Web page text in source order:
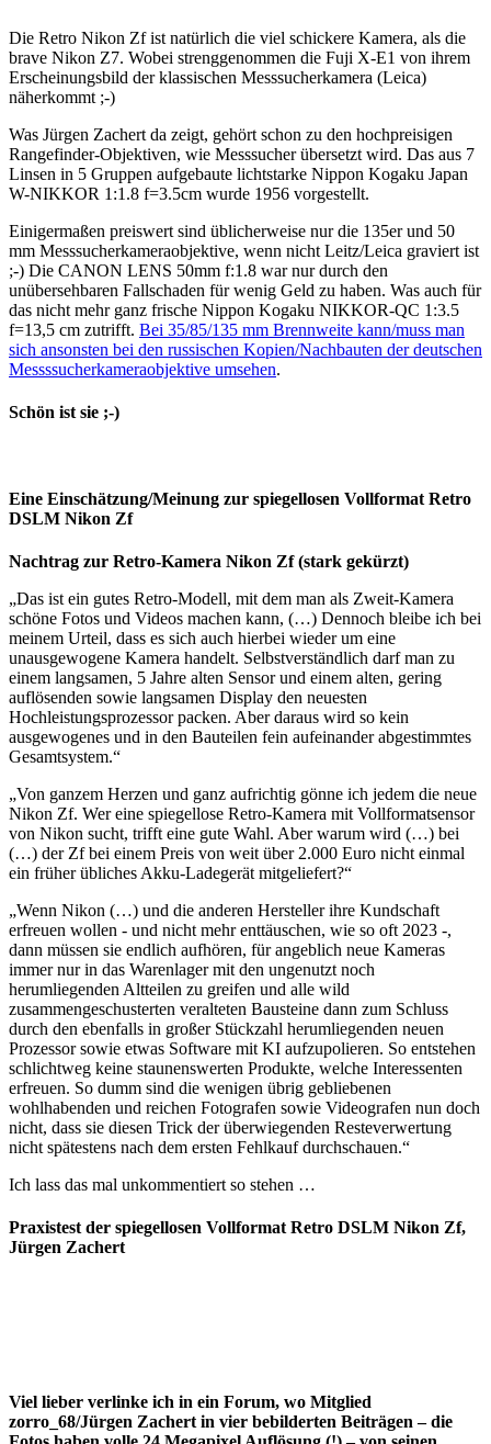
Die Retro Nikon Zf ist natürlich die viel schickere Kamera, als die
brave Nikon Z7. Wobei strenggenommen die Fuji X-E1 von ihrem
Erscheinungsbild der klassischen Messsucherkamera (Leica)
näherkommt ;-)
Was Jürgen Zachert da zeigt, gehört schon zu den hochpreisigen
Rangefinder-Objektiven, wie Messsucher übersetzt wird. Das aus 7
Linsen in 5 Gruppen aufgebaute lichtstarke Nippon Kogaku Japan
W-NIKKOR 1:1.8 f=3.5cm wurde 1956 vorgestellt.
Einigermaßen preiswert sind üblicherweise nur die 135er und 50
mm Messsucherkameraobjektive, wenn nicht Leitz/Leica graviert ist
;-) Die CANON LENS 50mm f:1.8 war nur durch den
unübersehbaren Fallschaden für wenig Geld zu haben. Was auch für
das nicht mehr ganz frische Nippon Kogaku NIKKOR-QC 1:3.5
f=13,5 cm zutrifft. Bei 35/85/135 mm Brennweite kann/muss man
sich ansonsten bei den russischen Kopien/Nachbauten der deutschen
Messssucherkameraobjektive umsehen.
Schön ist sie ;-)
Eine Einschätzung/Meinung zur spiegellosen Vollformat Retro
DSLM Nikon Zf
Nachtrag zur Retro-Kamera Nikon Zf (stark gekürzt)
„Das ist ein gutes Retro-Modell, mit dem man als Zweit-Kamera
schöne Fotos und Videos machen kann, (…) Dennoch bleibe ich bei
meinem Urteil, dass es sich auch hierbei wieder um eine
unausgewogene Kamera handelt. Selbstverständlich darf man zu
einem langsamen, 5 Jahre alten Sensor und einem alten, gering
auflösenden sowie langsamen Display den neuesten
Hochleistungsprozessor packen. Aber daraus wird so kein
ausgewogenes und in den Bauteilen fein aufeinander abgestimmtes
Gesamtsystem.“
„Von ganzem Herzen und ganz aufrichtig gönne ich jedem die neue
Nikon Zf. Wer eine spiegellose Retro-Kamera mit Vollformatsensor
von Nikon sucht, trifft eine gute Wahl. Aber warum wird (…) bei
(…) der Zf bei einem Preis von weit über 2.000 Euro nicht einmal
ein früher übliches Akku-Ladegerät mitgeliefert?“
„Wenn Nikon (…) und die anderen Hersteller ihre Kundschaft
erfreuen wollen - und nicht mehr enttäuschen, wie so oft 2023 -,
dann müssen sie endlich aufhören, für angeblich neue Kameras
immer nur in das Warenlager mit den ungenutzt noch
herumliegenden Altteilen zu greifen und alle wild
zusammengeschusterten veralteten Bausteine dann zum Schluss
durch den ebenfalls in großer Stückzahl herumliegenden neuen
Prozessor sowie etwas Software mit KI aufzupolieren. So entstehen
schlichtweg keine staunenswerten Produkte, welche Interessenten
erfreuen. So dumm sind die wenigen übrig gebliebenen
wohlhabenden und reichen Fotografen sowie Videografen nun doch
nicht, dass sie diesen Trick der überwiegenden Resteverwertung
nicht spätestens nach dem ersten Fehlkauf durchschauen.“
Ich lass das mal unkommentiert so stehen …
Praxistest der spiegellosen Vollformat Retro DSLM Nikon Zf,
Jürgen Zachert
Viel lieber verlinke ich in ein Forum, wo Mitglied
zorro_68/Jürgen Zachert in vier bebilderten Beiträgen – die